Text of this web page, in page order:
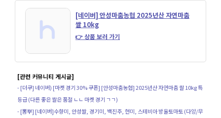
[네이버] 안성마춤농협 2025년산 자연마춤
쌀 10kg
👉 상품 보러 가기
[관련 커뮤니티 게시글]
- [더쿠] 네이버) [마켓 경기 30% 쿠폰] [안성마춤농협] 2025년산 자연마춤 쌀 10kg 특
등급 (다른 좋은 쌀은 품절 ㄴㄴ 마켓 경기 ㄱㄱ)
- [뽐뿌] [네이버]수향미, 안성쌀, 경기미, 백진주, 현미, 스테비아 방울토마토 (다양/무